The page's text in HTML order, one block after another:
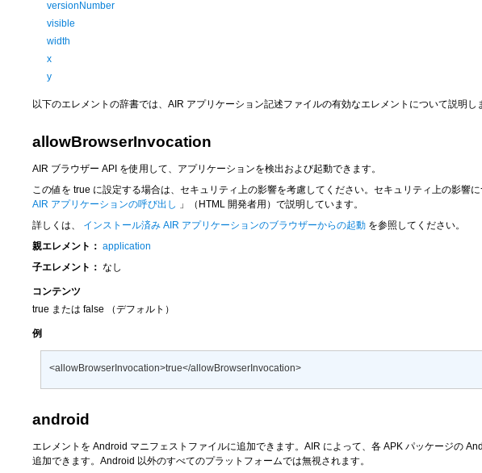
versionNumber
visible
width
x
y
以下のエレメントの辞書では、AIR アプリケーション記述ファイルの有効なエレメントについて説明し
allowBrowserInvocation
AIR ブラウザー API を使用して、アプリケーションを検出および起動できます。
この値を true に設定する場合は、セキュリティ上の影響を考慮してください。セキュリティ上の影響に
AIR アプリケーションの呼び出し
」（HTML 開発者用）で説明しています。
詳しくは、 インストール済み AIR アプリケーションのブラウザーからの起動 を参照してください。
親エレメント： application
子エレメント： なし
コンテンツ
true または false （デフォルト）
例
<allowBrowserInvocation>true</allowBrowserInvocation>
android
エレメントを Android マニフェストファイルに追加できます。AIR によって、各 APK パッケージの
追加できます。Android 以外のすべてのプラットフォームでは無視されます。